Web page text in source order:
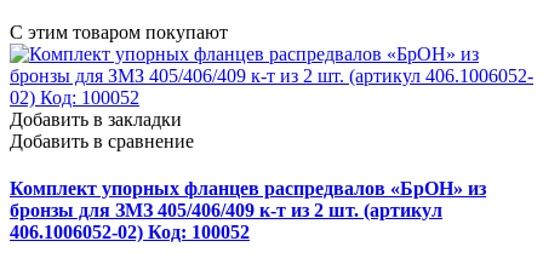
С этим товаром покупают
Добавить в закладки
Добавить в сравнение
Комплект упорных фланцев распредвалов «БрОН» из
бронзы для ЗМЗ 405/406/409 к-т из 2 шт. (артикул
406.1006052-02) Код: 100052